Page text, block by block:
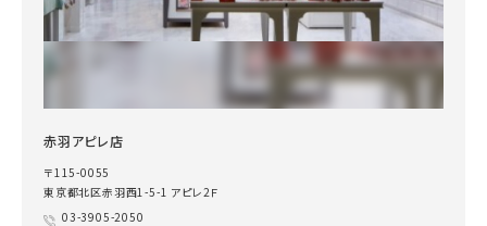
赤羽アピレ店
〒115-0055
東京都北区赤羽西1-5-1 アピレ2Ｆ
03-3905-2050